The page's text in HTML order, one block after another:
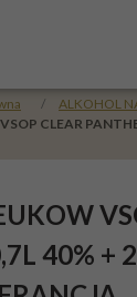
/
ALKOHOL
CLEAR
40% +